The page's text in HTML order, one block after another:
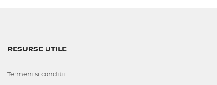
RESURSE UTILE
Termeni si conditii